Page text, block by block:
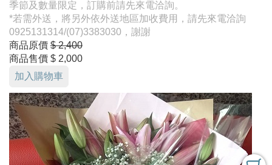
季節及數量限定，訂購前請先來電洽詢。
*若需外送，將另外依外送地區加收費用，請先來電洽詢
0925131314/(07)3383030，謝謝
商品原價 $ 2,400
商品售價 $ 2,000
加入購物車